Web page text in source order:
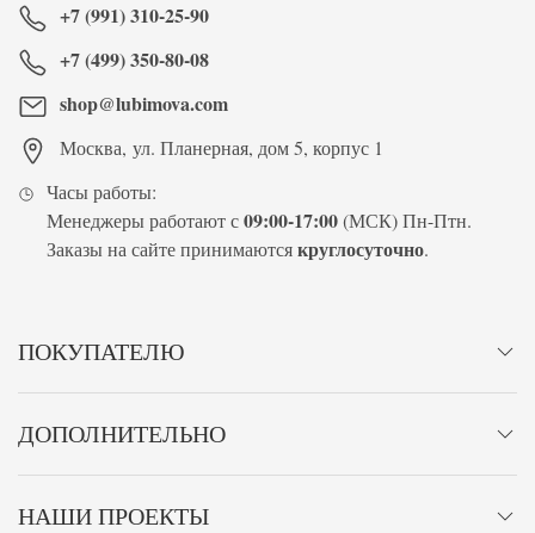
+7 (991) 310-25-90
+7 (499) 350-80-08
shop@lubimova.com
Москва, ул. Планерная, дом 5, корпус 1
Часы работы:
Менеджеры работают с09:00-17:00(МСК) Пн-Птн.
Заказы на сайте принимаютсякруглосуточно.
ПОКУПАТЕЛЮ
ДОПОЛНИТЕЛЬНО
НАШИ ПРОЕКТЫ